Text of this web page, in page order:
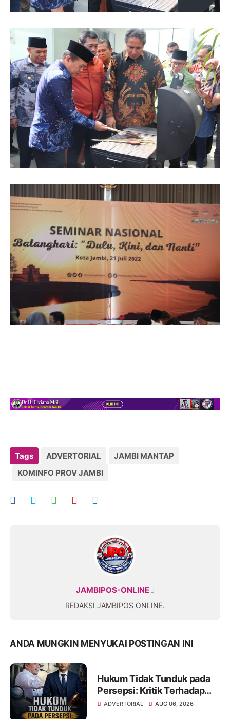
Tags ADVERTORIAL
JAMBI MANTAP
KOMINFO PROV JAMBI
JAMBIPOS-ONLINE
REDAKSI JAMBIPOS ONLINE.
ANDA MUNGKIN MENYUKAI POSTINGAN INI
Hukum Tidak Tunduk pada
Persepsi: Kritik Terhadap
Monopoli Kebenaran oleh
ADVERTORIAL AUG 06, 2026